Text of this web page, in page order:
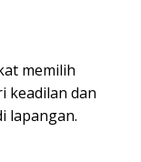
memilih
keadilan dan
lapangan.